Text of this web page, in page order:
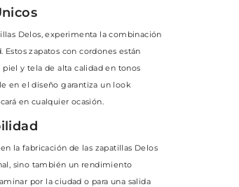
Delos, experimenta la combinación
zapatos con cordones están
y tela de alta calidad en tonos
en el diseño garantiza un look
en cualquier ocasión.
la fabricación de las zapatillas Delos
sino también un rendimiento
por la ciudad o para una salida